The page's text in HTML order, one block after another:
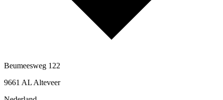
Beumeesweg 122
9661 AL Alteveer